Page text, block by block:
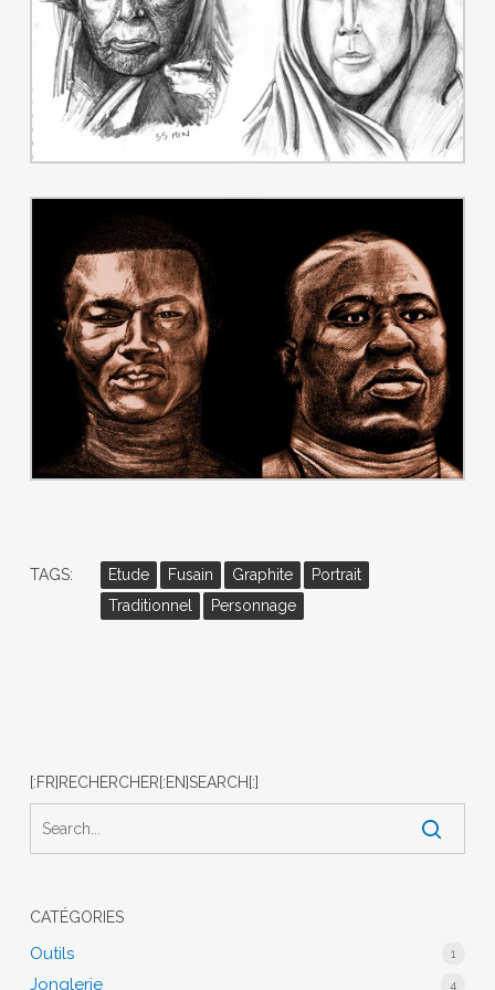
TAGS: Etude Fusain Graphite
Portrait
Traditionnel
Personnage
[:FR]RECHERCHER[:EN]SEARCH[:]
CATÉGORIES
Outils 1
Jonglerie 4